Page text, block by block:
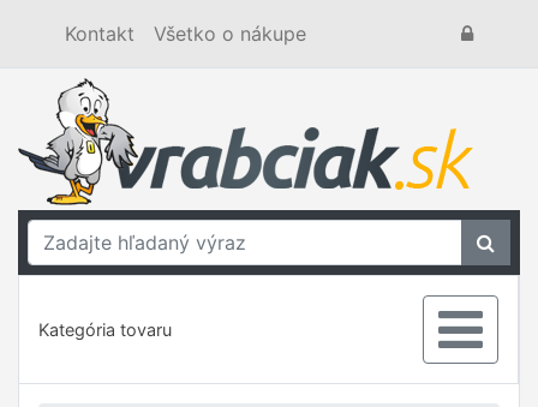
Kontakt Všetko o nákupe
Kategória tovaru